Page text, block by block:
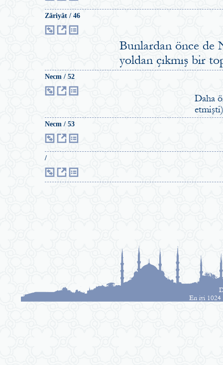
Zâriyât / 46
Bunlardan önce de
yoldan çıkmış bir
Necm / 52
Daha
Necm / 53
/
En iyi 1024